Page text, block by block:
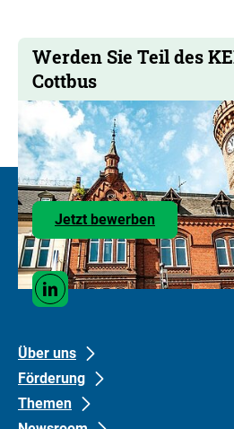
Werden Sie Teil des
Cottbus
Jetzt bewerben
den
Social
MediaLinkedin
Footer
links
Gruppe
Über uns
Förderung
Themen
Footer
links
Gruppe